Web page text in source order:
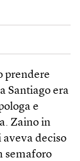
prendere
Santiago era
e
Zaino in
aveva deciso
semaforo